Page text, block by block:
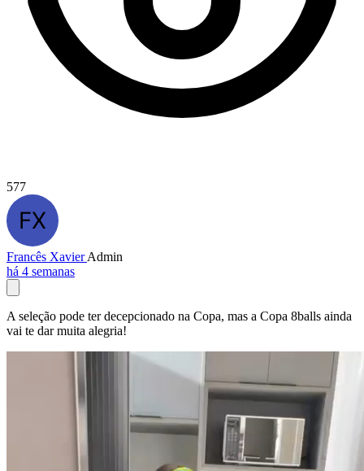
577
Francês XavierAdmin
há 4 semanas
A seleção pode ter decepcionado na Copa, mas a Copa 8balls ainda
vai te dar muita alegria!